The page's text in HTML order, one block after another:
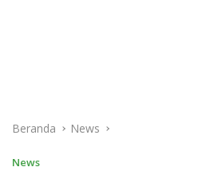
Beranda News
News